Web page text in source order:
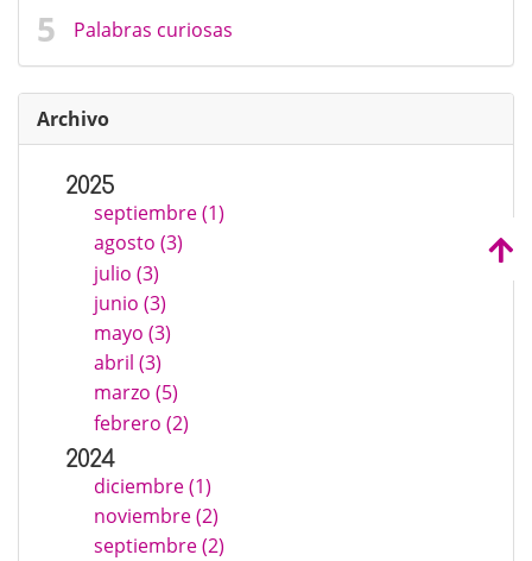
Palabras curiosas
Archivo
2025
septiembre (1)
agosto (3)
julio (3)
junio (3)
mayo (3)
abril (3)
marzo (5)
febrero (2)
2024
diciembre (1)
noviembre (2)
septiembre (2)